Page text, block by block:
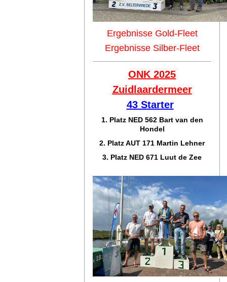
Ergebnisse Gold-Fleet
Ergebnisse Silber-Fleet
ONK 2025
Zuidlaardermeer
43 Starter
1. Platz NED 562 Bart van den
Hondel
2. Platz AUT 171 Martin Lehner
3. Platz NED 671 Luut de Zee